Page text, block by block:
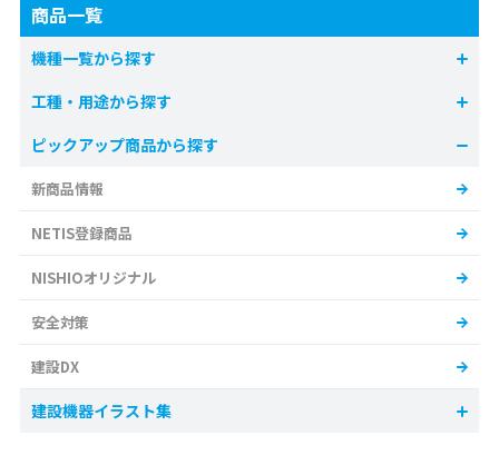
商品一覧
機種一覧から探す
工種・用途から探す
ピックアップ商品から探す
新商品情報
NETIS登録商品
NISHIOオリジナル
安全対策
建設DX
建設機器イラスト集